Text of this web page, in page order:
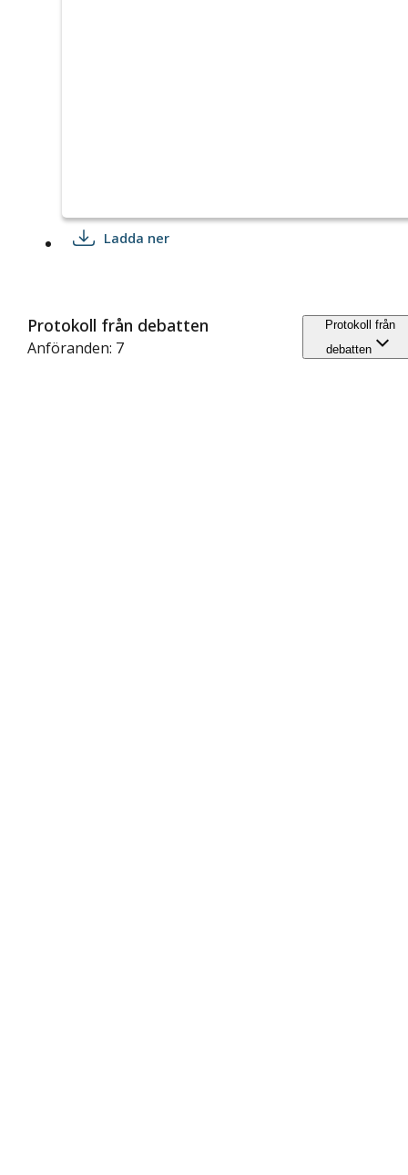
Ladda ner
Protokoll från debatten
Anföranden: 7
Protokoll från
debatten